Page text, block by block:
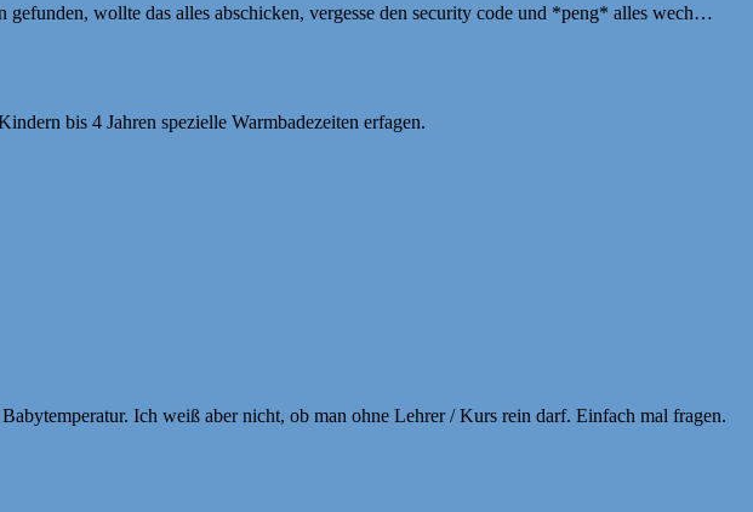
wollte das alles abschicken, vergesse den security code und *peng* alles wech…
bis 4 Jahren spezielle Warmbadezeiten erfagen.
Ich weiß aber nicht, ob man ohne Lehrer / Kurs rein darf. Einfach mal fragen.